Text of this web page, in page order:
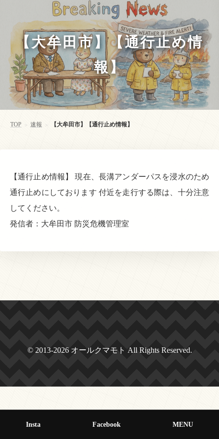
【大牟田市】【通行止め情
報】
TOP > 速報 > 【大牟田市】【通行止め情報】
【通行止め情報】 現在、長溝アンダーパスを浸水のため
通行止めにしております 付近を走行する際は、十分注意
してください。
発信者：大牟田市 防災危機管理室
© 2013-2026 オールクマモト All Rights Reserved.
Insta Facebook MENU